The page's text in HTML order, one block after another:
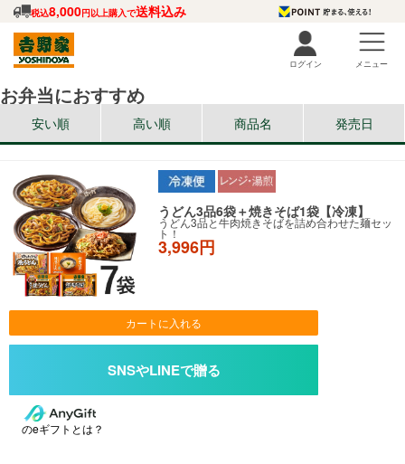
税込8,000円以上購入で送料込み
ログイン メニュー
お弁当におすすめ
安い順 高い順 商品名 発売日
うどん3品6袋＋焼きそば1袋【冷凍】
うどん3品と牛肉焼きそばを詰め合わせた麺セッ
ト！
3,996円
カートに入れる
のeギフトとは？